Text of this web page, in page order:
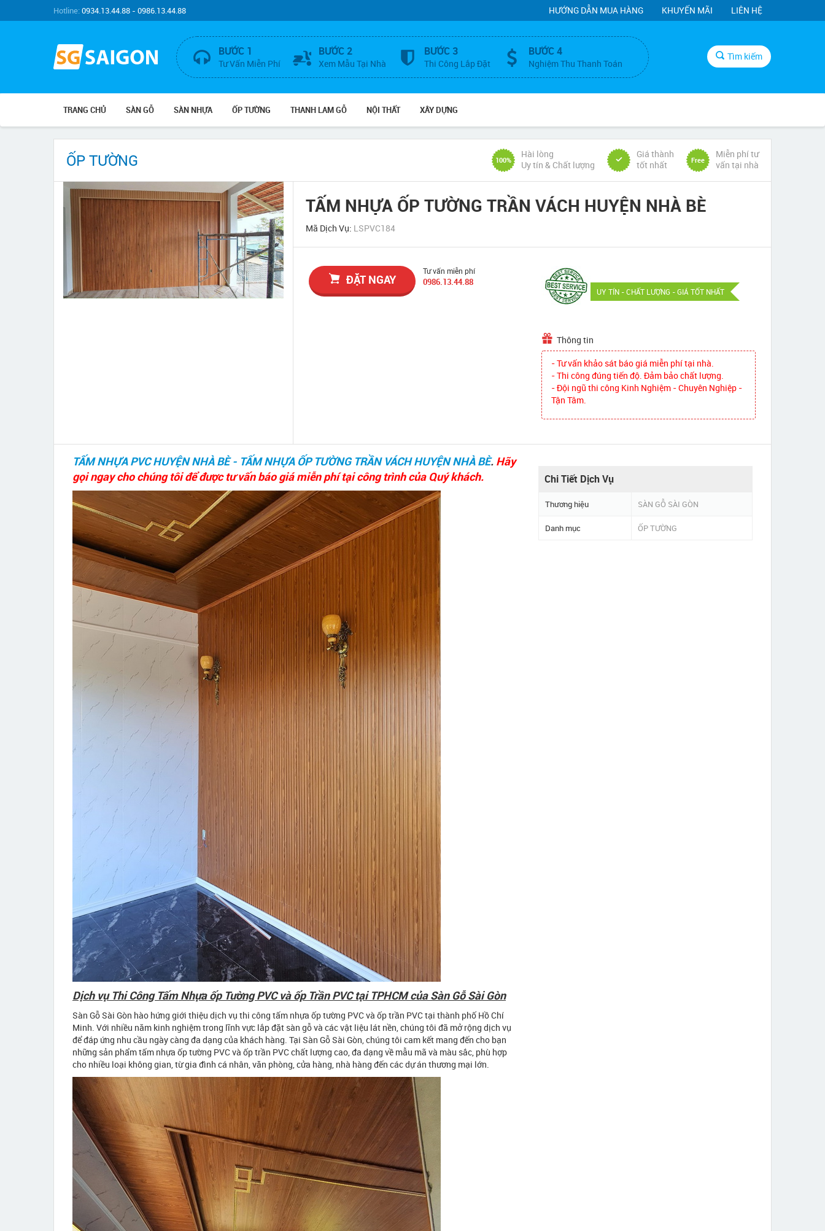
Hotline:0934.13.44.88 - 0986.13.44.88 HƯỚNG DẪN MUA HÀNG KHUYẾN MÃI LIÊN HỆ
BƯỚC 1
Tư Vấn Miễn Phí
BƯỚC 2
Xem Mẫu Tại Nhà
BƯỚC 3
Thi Công Lắp Đặt
BƯỚC 4
Nghiệm Thu Thanh Toán
Tìm kiếm
TRANG CHỦ SÀN GỖ SÀN NHỰA ỐP TƯỜNG THANH LAM GỖ NỘI THẤT XÂY DỰNG
ỐP TƯỜNG 100%
Hài lòng
Uy tín & Chất lượng
Giá thành
tốt nhất
Free
Miễn phí tư
vấn tại nhà
TẤM NHỰA ỐP TƯỜNG TRẦN VÁCH HUYỆN NHÀ BÈ
Mã Dịch Vụ: LSPVC184
ĐẶT NGAY
Tư vấn miễn phí
0986.13.44.88
UY TÍN - CHẤT LƯỢNG - GIÁ TỐT NHẤT
Thông tin
- Tư vấn khảo sát báo giá miễn phí tại nhà.
- Thi công đúng tiến độ. Đảm bảo chất lượng.
- Đội ngũ thi công Kinh Nghiệm - Chuyên Nghiệp -
Tận Tâm.
TẤM NHỰA PVC HUYỆN NHÀ BÈ - TẤM NHỰA ỐP TƯỜNG TRẦN VÁCH HUYỆN NHÀ BÈ. Hãy
gọi ngay cho chúng tôi để được tư vấn báo giá miễn phí tại công trình của Quý khách.
Dịch vụ Thi Công Tấm Nhựa ốp Tường PVC và ốp Trần PVC tại TPHCM của Sàn Gỗ Sài Gòn
Sàn Gỗ Sài Gòn hào hứng giới thiệu dịch vụ thi công tấm nhựa ốp tường PVC và ốp trần PVC tại thành phố Hồ Chí
Minh. Với nhiều năm kinh nghiệm trong lĩnh vực lắp đặt sàn gỗ và các vật liệu lát nền, chúng tôi đã mở rộng dịch vụ
để đáp ứng nhu cầu ngày càng đa dạng của khách hàng. Tại Sàn Gỗ Sài Gòn, chúng tôi cam kết mang đến cho bạn
những sản phẩm tấm nhựa ốp tường PVC và ốp trần PVC chất lượng cao, đa dạng về mẫu mã và màu sắc, phù hợp
cho nhiều loại không gian, từ gia đình cá nhân, văn phòng, cửa hàng, nhà hàng đến các dự án thương mại lớn.
Chi Tiết Dịch Vụ
Thương hiệu SÀN GỖ SÀI GÒN
Danh mục ỐP TƯỜNG